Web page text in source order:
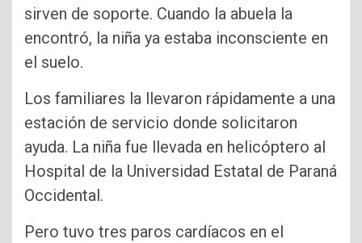
sirven de soporte. Cuando la abuela la
encontró, la niña ya estaba inconsciente en
el suelo.
Los familiares la llevaron rápidamente a una
estación de servicio donde solicitaron
ayuda. La niña fue llevada en helicóptero al
Hospital de la Universidad Estatal de Paraná
Occidental.
Pero tuvo tres paros cardíacos en el